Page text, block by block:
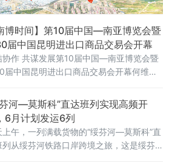
博时间】第10届中国—南亚博览会暨
届中国昆明进出口商品交易会开幕
协作 共谋发展第10届中国—南亚博览会暨
届中国昆明进出口商品交易会开幕何维出
兰卡等国政要及南亚区域合作联盟高级官
席王宁鄢东致辞 王予波主持 △ 6月11日，
届中国—南亚博览会暨第30届中国昆明进
商品交易会在昆明滇池国际会展中心隆重
中经联播昆明讯 申从亮 王东琴 通讯员 申
河—莫斯科”直达班列实现高频开
6月计划发运6列
上午，一列满载货物的“绥芬河—莫斯科”直
列从绥芬河铁路口岸跨境之旅，这是绥芬